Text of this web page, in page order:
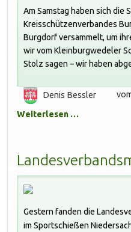
Am Samstag haben sich die
Kreisschützenverbandes
Burgdorf versammelt, um
wir vom Kleinburgwedeler
Stolz sagen – wir haben
Denis Bessler
Weiterlesen …
Gestern fanden die
im Sportschießen